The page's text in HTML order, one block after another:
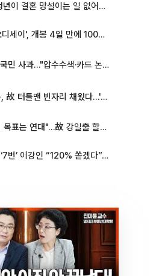
李대통령 “청년이 결혼 망설이는 일 없어야...제도상 불이익 조사”
놀란 감독 '오디세이', 개봉 4일 만에 100만 돌파⋯'왕사남' 보다 빠르다
축구협회, 대국민 사과…"압수수색·카드 논란 사죄, 강도 높은 쇄신"
'불명' 문세윤, 故 터틀맨 빈자리 채웠다…'거북이' 눈물의 최종 우승
추미애 "우리 목표는 연대"…故 강일출 할머니 흉상 제막
AT마드리드 ‘7번’ 이강인 “120% 쏟겠다”⋯시메오네 감독 “필요한 선수”